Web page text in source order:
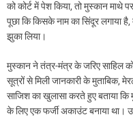
को कोर्ट में पेश किया, तो मुस्कान माथे
पूछा कि किसके नाम का सिंदूर लगाया
झुका लिया।
मुस्कान ने तंत्र-मंत्र के जरिए साहिल
सूत्रों से मिली जानकारी के मुताबिक,
साजिश का खुलासा करते हुए बताया कि
के लिए एक फर्जी अकाउंट बनाया था।